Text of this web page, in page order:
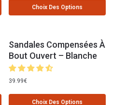
Choix Des Options
Sandales Compensées À
Bout Ouvert – Blanche
39.99€
Choix Des Options